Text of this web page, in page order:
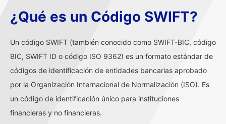
¿Qué es un Código SWIFT?
Un código SWIFT (también conocido como SWIFT-BIC, código
BIC, SWIFT ID o código ISO 9362) es un formato estándar de
códigos de identificación de entidades bancarias aprobado
por la Organización Internacional de Normalización (ISO). Es
un código de identificación único para instituciones
financieras y no financieras.